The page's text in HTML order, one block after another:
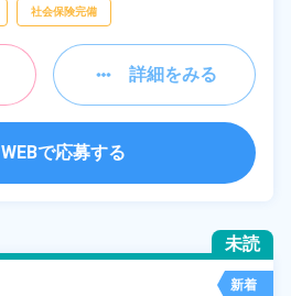
社会保険完備
詳細をみる
WEBで応募する
未読
新着